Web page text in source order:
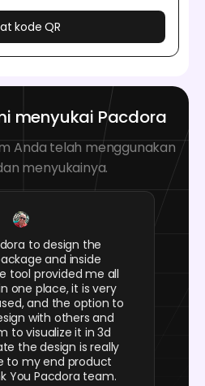
kode QR
menyukai Pacdora
Anda telah menggunakan
menyukainya.
to design the
and inside
tool provided me all
one place, it is very
and the option to
with others and
to visualize it in 3d
the design is really
to my end product
You Pacdora team.